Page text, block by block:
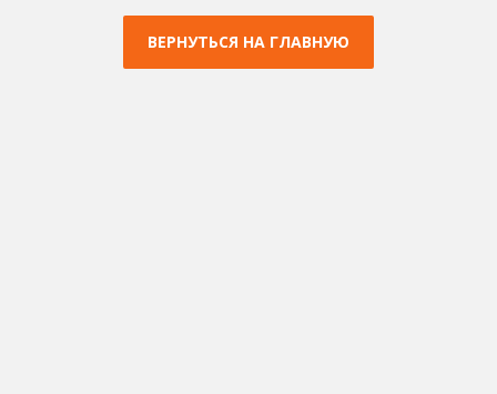
ВЕРНУТЬСЯ НА ГЛАВНУЮ